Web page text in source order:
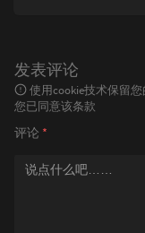
发表评论
使用cookie技术保留
您已同意该条款
评论 *